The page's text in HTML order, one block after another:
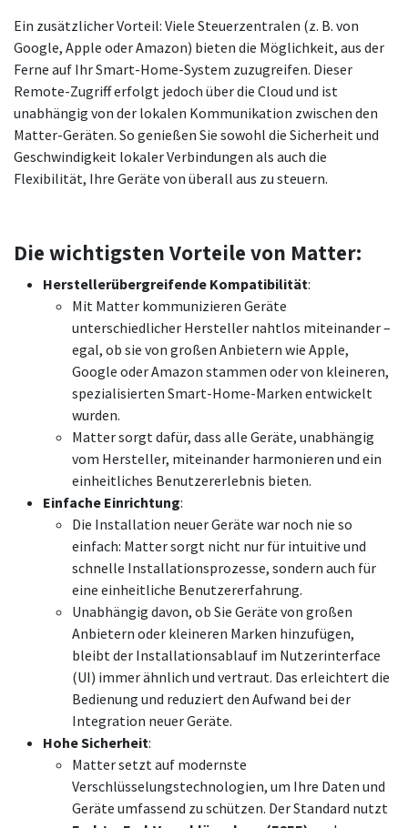
Ein zusätzlicher Vorteil: Viele Steuerzentralen (z. B. von
Google, Apple oder Amazon) bieten die Möglichkeit, aus der
Ferne auf Ihr Smart-Home-System zuzugreifen. Dieser
Remote-Zugriff erfolgt jedoch über die Cloud und ist
unabhängig von der lokalen Kommunikation zwischen den
Matter-Geräten. So genießen Sie sowohl die Sicherheit und
Geschwindigkeit lokaler Verbindungen als auch die
Flexibilität, Ihre Geräte von überall aus zu steuern.
Die wichtigsten Vorteile von Matter:
Herstellerübergreifende Kompatibilität:
Mit Matter kommunizieren Geräte
unterschiedlicher Hersteller nahtlos miteinander –
egal, ob sie von großen Anbietern wie Apple,
Google oder Amazon stammen oder von kleineren,
spezialisierten Smart-Home-Marken entwickelt
wurden.
Matter sorgt dafür, dass alle Geräte, unabhängig
vom Hersteller, miteinander harmonieren und ein
einheitliches Benutzererlebnis bieten.
Einfache Einrichtung:
Die Installation neuer Geräte war noch nie so
einfach: Matter sorgt nicht nur für intuitive und
schnelle Installationsprozesse, sondern auch für
eine einheitliche Benutzererfahrung.
Unabhängig davon, ob Sie Geräte von großen
Anbietern oder kleineren Marken hinzufügen,
bleibt der Installationsablauf im Nutzerinterface
(UI) immer ähnlich und vertraut. Das erleichtert die
Bedienung und reduziert den Aufwand bei der
Integration neuer Geräte.
Hohe Sicherheit:
Matter setzt auf modernste
Verschlüsselungstechnologien, um Ihre Daten und
Geräte umfassend zu schützen. Der Standard nutzt